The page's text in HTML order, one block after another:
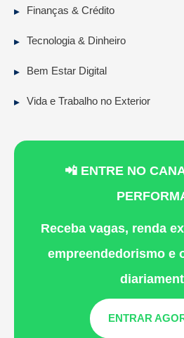
Finanças & Crédito
Tecnologia & Dinheiro
Bem Estar Digital
Vida e Trabalho no Exterior
📲 ENTRE NO
Receba vagas, renda
empreendedorismo e
ENTRAR